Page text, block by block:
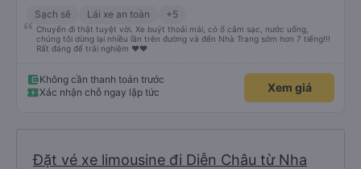
Sạch sẽ Lái xe an toàn +5
Chuyến đi thật tuyệt vời. Xe buýt thoải mái, có ổ cắm sạc, nước uống,
chúng tôi dừng lại nhiều lần trên đường và đến Nhà Trang sớm hơn 7 tiếng!!!
Rất đáng để trải nghiệm ♥️♥️
Không cần thanh toán trước
Xác nhận chỗ ngay lập tức
Xem giá
Đặt vé xe limousine đi Diễn Châu từ Nha